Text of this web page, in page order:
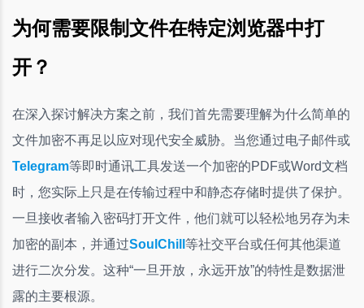
为何需要限制文件在特定浏览器中打
开？
在深入探讨解决方案之前，我们首先需要理解为什么简单的
文件加密不再足以应对现代安全威胁。当您通过电子邮件或
Telegram等即时通讯工具发送一个加密的PDF或Word文档
时，您实际上只是在传输过程中和静态存储时提供了保护。
一旦接收者输入密码打开文件，他们就可以轻松地另存为未
加密的副本，并通过SoulChill 等社交平台或任何其他渠道
进行二次分发。这种“一旦开放，永远开放”的特性是数据泄
露的主要根源。